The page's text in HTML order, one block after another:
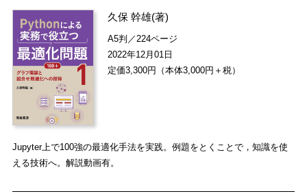
久保 幹雄(著)
A5判／224ページ
2022年12月01日
定価3,300円（本体3,000円＋税）
Jupyter上で100強の最適化手法を実践。例題をとくことで，知識を使
える技術へ。解説動画有。